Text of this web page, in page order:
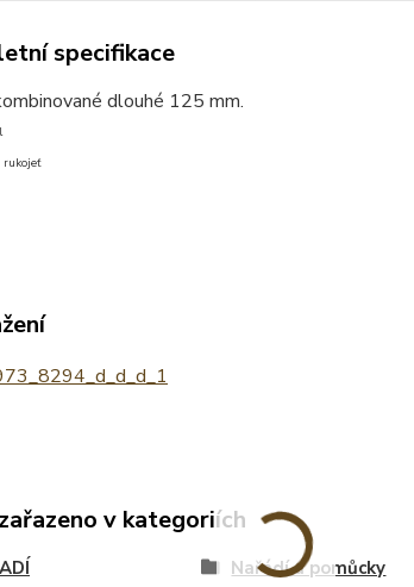
specifikace
dlouhé 125 mm.
rukojeť
v kategoriích
Nařádí a pomůcky